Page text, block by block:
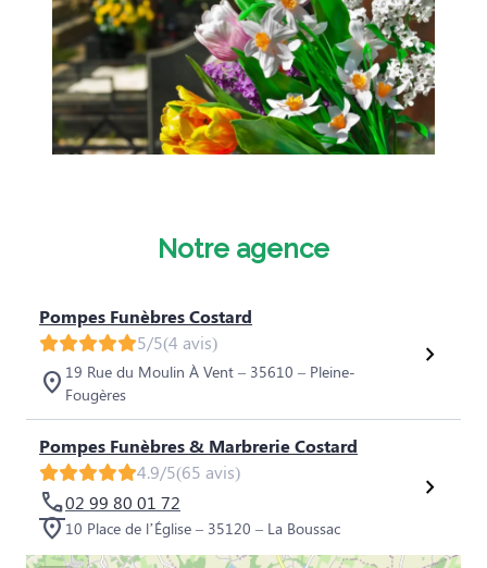
Notre agence
Pompes Funèbres Costard
5/5(4 avis)
19 Rue du Moulin À Vent – 35610 – Pleine-
Fougères
Pompes Funèbres & Marbrerie Costard
4.9/5(65 avis)
02 99 80 01 72
10 Place de l’Église – 35120 – La Boussac